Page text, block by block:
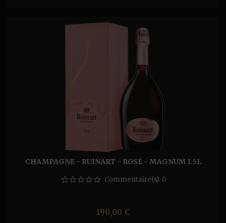
CHAMPAGNE - RUINART - ROSÉ - MAGNUM 1.5L
Commentaire(s): 0
Prix
190,00 €